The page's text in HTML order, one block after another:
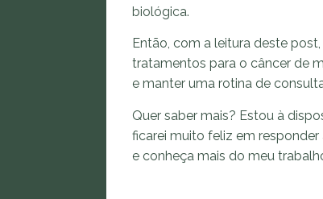
biológica.
Então, com a leitura deste
tratamentos para o câncer de
e manter uma rotina de
Quer saber mais? Estou à
ficarei muito feliz em
e conheça mais do meu